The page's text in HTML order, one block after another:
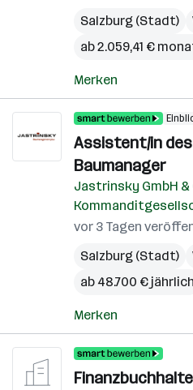
Salzburg (Stadt)
ab 2.059,41 €
Merken
Assistent/in
Baumanager
Jastrinsky GmbH &
vor 3 Tagen
Salzburg (Stadt)
ab 48.700 € jährlich
Merken